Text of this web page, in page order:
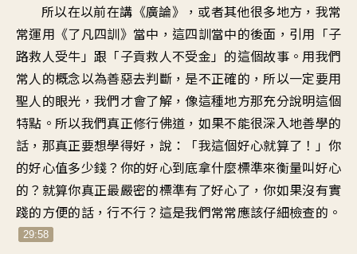
所以在以前在講《廣論》，或者其他很多地方，我常
常運用《了凡四訓》當中，這四訓當中的後面，引用「子
路救人受牛」跟「子貢救人不受金」的這個故事。用我們
常人的概念以為善惡去判斷，是不正確的，所以一定要用
聖人的眼光，我們才會了解，像這種地方那充分說明這個
特點。所以我們真正修行佛道，如果不能很深入地善學的
話，那真正要想學得好，說：「我這個好心就算了！」你
的好心值多少錢？你的好心到底拿什麼標準來衡量叫好心
的？就算你真正最嚴密的標準有了好心了，你如果沒有實
踐的方便的話，行不行？這是我們常常應該仔細檢查的。
29:58